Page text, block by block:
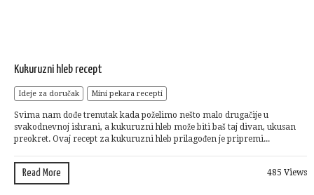
Kukuruzni hleb recept
Ideje za doručak Mini pekara recepti
Svima nam dođe trenutak kada poželimo nešto malo drugačije u
svakodnevnoj ishrani, a kukuruzni hleb može biti baš taj divan, ukusan
preokret. Ovaj recept za kukuruzni hleb prilagođen je pripremi...
Read More 485 Views